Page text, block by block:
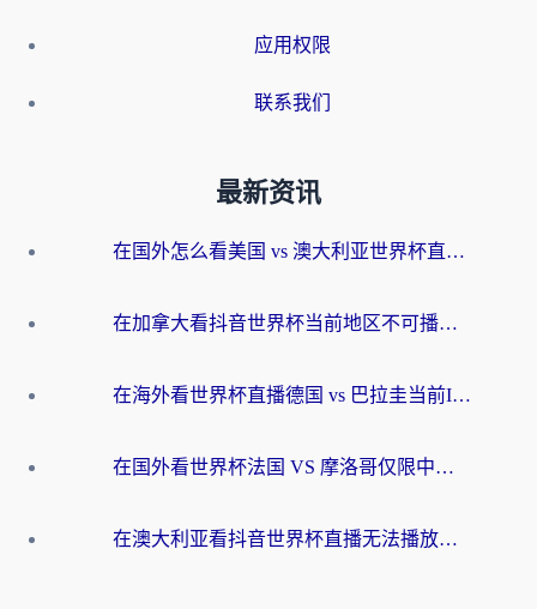
应用权限
联系我们
最新资讯
在国外怎么看美国 vs 澳大利亚世界杯直播？海外党必藏的中文解说观赛指南
在加拿大看抖音世界杯当前地区不可播放？海外党体育观赛终极指南
在海外看世界杯直播德国 vs 巴拉圭当前IP受限制？这篇指南帮你轻松解决地区限制
在国外看世界杯法国 VS 摩洛哥仅限中国大陆？别让地域限制拦下你的欢呼
在澳大利亚看抖音世界杯直播无法播放？海外党体育观赛终极指南来了！